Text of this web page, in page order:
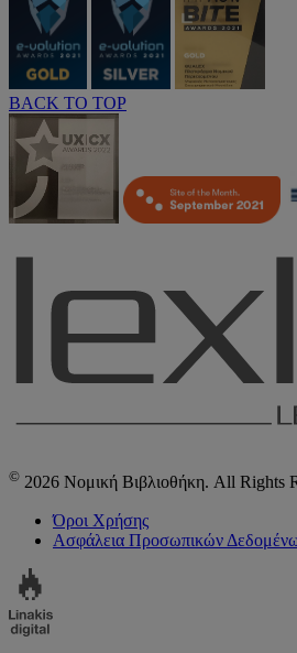
BACK TO TOP
© 2026 Νομική Βιβλιοθήκη. All Rights
Όροι Χρήσης
Ασφάλεια Προσωπικών